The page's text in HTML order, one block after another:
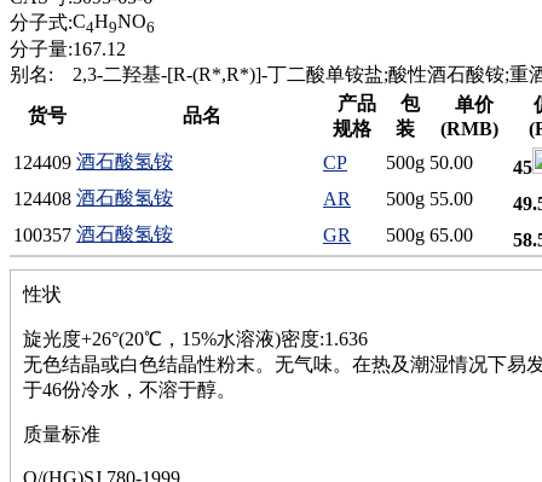
啉
磷
膦
铝
镁
锰
酰氯
林
醚
脒
钠
钼
萘
铌
镍
分子式:C4H9NO6
分子量:167.12
别名:
2,3-二羟基-[R-(R*,R*)]-丁二酸单铵盐;酸性酒石酸铵;重
货号
品名
产品
规格
包
装
单价
(RMB)
124409 酒石酸氢铵 CP 500g 50.00
45
124408 酒石酸氢铵 AR 500g 55.00
100357 酒石酸氢铵 GR 500g 65.00
性状
旋光度+26°(20℃，15%水溶液)密度:1.636
无色结晶或白色结晶性粉末。无气味。在热及潮湿情况下易
于46份冷水，不溶于醇。
质量标准
Q/(HG)SJ 780-1999